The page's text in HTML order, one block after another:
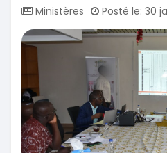
Ministères Posté le: 30